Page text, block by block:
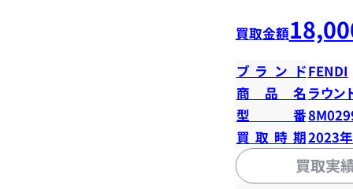
買取金額
ブランドFENDI
商品名 ラウン
型番
買取時期2023
買取実